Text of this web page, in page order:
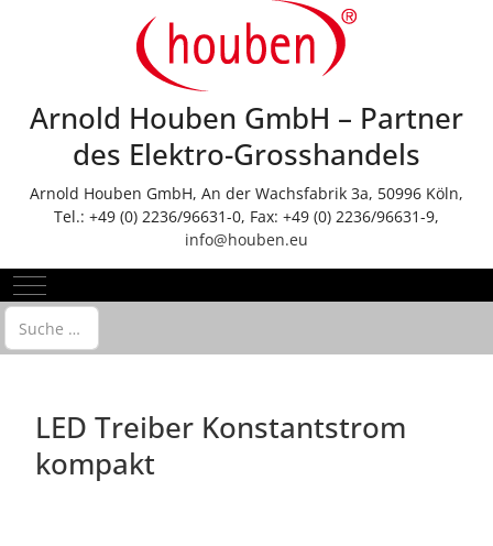
Arnold Houben GmbH – Partner
des Elektro-Grosshandels
Arnold Houben GmbH, An der Wachsfabrik 3a, 50996 Köln,
Tel.: +49 (0) 2236/96631-0, Fax: +49 (0) 2236/96631-9,
info@houben.eu
Mobile Menu Toggle
Suchen
LED Treiber Konstantstrom
kompakt